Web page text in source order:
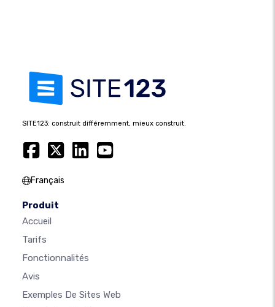
SITE123: construit différemment, mieux construit.
Français
Produit
Accueil
Tarifs
Fonctionnalités
Avis
Exemples De Sites Web